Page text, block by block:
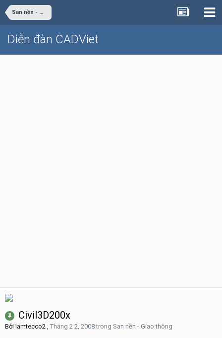
San nền - Giao thông
Diễn đàn CADViet
Civil3D200x
Bởi lamtecco2 , Tháng 2 2, 2008trong San nền - Giao thông